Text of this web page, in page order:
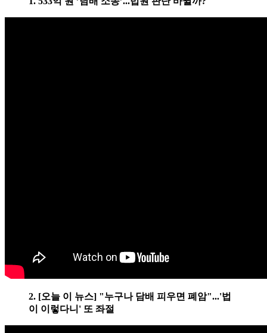
2. [오늘 이 뉴스] "누구나 담배 피우면 폐암"...'법
이 이렇다니' 또 좌절